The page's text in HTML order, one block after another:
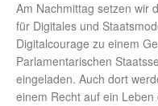
Am Nachmittag setzen wir
für Digitales und
Digitalcourage zu einem
Parlamentarischen
eingeladen. Auch dort
einem Recht auf ein